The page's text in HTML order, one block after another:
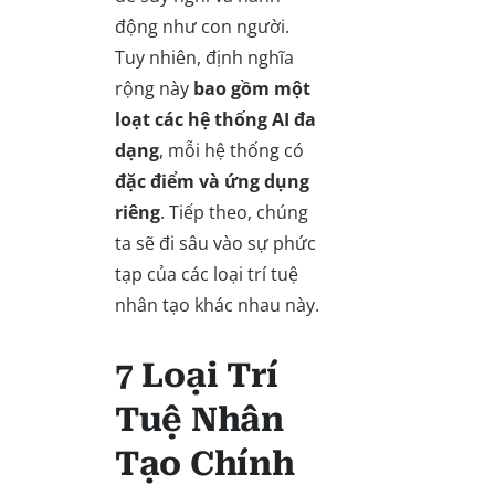
động như con người.
Tuy nhiên, định nghĩa
rộng này bao gồm một
loạt các hệ thống AI đa
dạng, mỗi hệ thống có
đặc điểm và ứng dụng
riêng. Tiếp theo, chúng
ta sẽ đi sâu vào sự phức
tạp của các loại trí tuệ
nhân tạo khác nhau này.
7 Loại Trí
Tuệ Nhân
Tạo Chính